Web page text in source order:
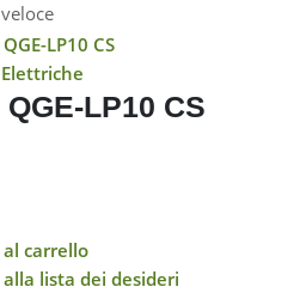
QGE-LP10 CS
carrello
lista dei desideri